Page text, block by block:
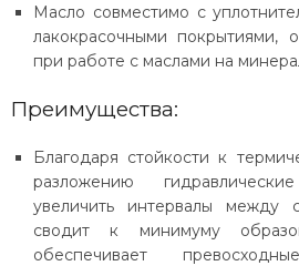
Масло совместимо с
лакокрасочными покрытиями,
при работе с маслами на
Преимущества:
Благодаря стойкости к
разложению
увеличить интервалы между
сводит к минимуму
обеспечивает